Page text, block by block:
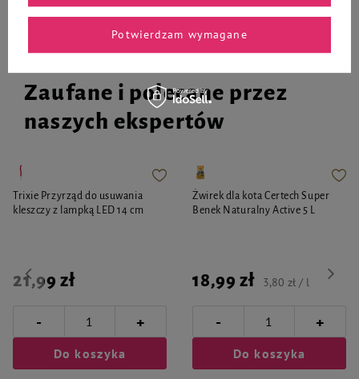
Zaufane i polecane przez
naszych ekspertów
Trixie Przyrząd do usuwania
kleszczy z lampką LED 14 cm
21,99 zł
- +
Do koszyka
Żwirek dla kota Certech Super
Benek Naturalny Active 5 L
18,99 zł 3,80 zł / l
- +
Do koszyka
Potwierdzam wymagane